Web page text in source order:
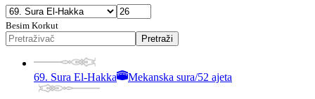
Besim Korkut
Pretraži
69. Sura El-Hakka Mekanska sura/52 ajeta